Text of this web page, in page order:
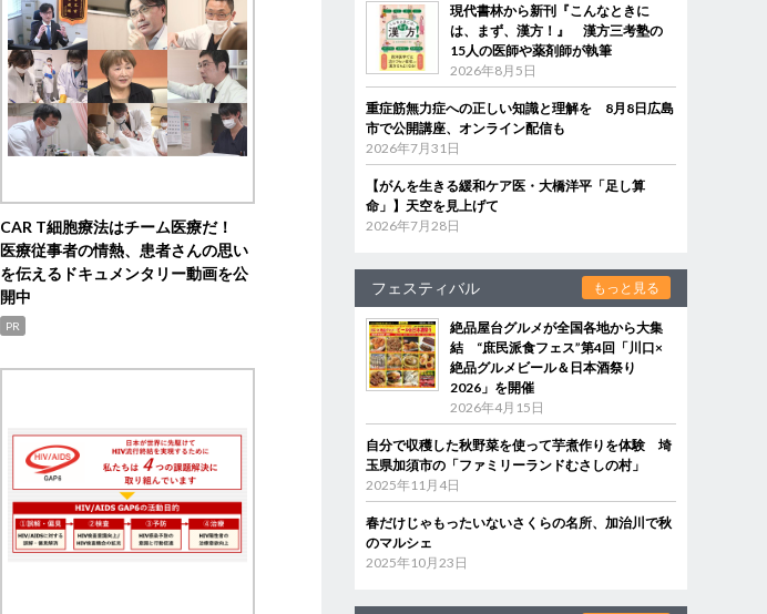
CAR T細胞療法はチーム医療だ！
医療従事者の情熱、患者さんの思い
を伝えるドキュメンタリー動画を公
開中
PR
現代書林から新刊『こんなときに
は、まず、漢方！』 漢方三考塾の
15人の医師や薬剤師が執筆
2026年8月5日
重症筋無力症への正しい知識と理解を 8月8日広島
市で公開講座、オンライン配信も
2026年7月31日
【がんを生きる緩和ケア医・大橋洋平「足し算
命」】天空を見上げて
2026年7月28日
フェスティバル もっと見る
絶品屋台グルメが全国各地から大集
結 “庶民派食フェス”第4回「川口×
絶品グルメビール＆日本酒祭り
2026」を開催
2026年4月15日
自分で収穫した秋野菜を使って芋煮作りを体験 埼
玉県加須市の「ファミリーランドむさしの村」
2025年11月4日
春だけじゃもったいないさくらの名所、加治川で秋
のマルシェ
2025年10月23日